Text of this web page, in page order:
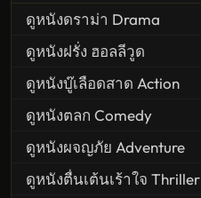
ดูหนังดราม่า Drama
ดูหนังฝรั่ง ฮอลลีวูด
ดูหนังบู๊เลือดสาด Action
ดูหนังตลก Comedy
ดูหนังผจญภัย Adventure
ดูหนังตื่นเต้นเร้าใจ Thriller